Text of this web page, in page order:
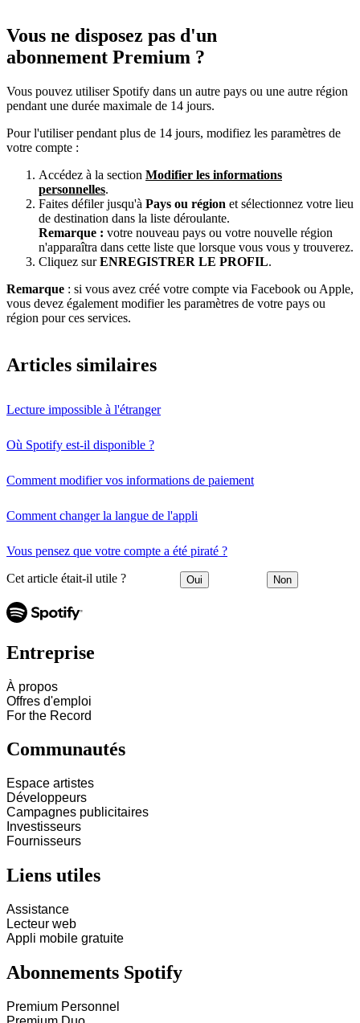
Vous ne disposez pas d'un
abonnement Premium ?
Vous pouvez utiliser Spotify dans un autre pays ou une autre région
pendant une durée maximale de 14 jours.
Pour l'utiliser pendant plus de 14 jours, modifiez les paramètres de
votre compte :
Accédez à la section Modifier les informations
personnelles.
Faites défiler jusqu'à Pays ou région et sélectionnez votre lieu
de destination dans la liste déroulante.
Remarque : votre nouveau pays ou votre nouvelle région
n'apparaîtra dans cette liste que lorsque vous vous y trouverez.
Cliquez surENREGISTRER LE PROFIL.
Remarque : si vous avez créé votre compte via Facebook ou Apple,
vous devez également modifier les paramètres de votre pays ou
région pour ces services.
Articles similaires
Lecture impossible à l'étranger
Où Spotify est-il disponible ?
Comment modifier vos informations de paiement
Comment changer la langue de l'appli
Vous pensez que votre compte a été piraté ?
Cet article était-il utile ? Oui Non
Entreprise
À propos
Offres d'emploi
For the Record
Communautés
Espace artistes
Développeurs
Campagnes publicitaires
Investisseurs
Fournisseurs
Liens utiles
Assistance
Lecteur web
Appli mobile gratuite
Abonnements Spotify
Premium Personnel